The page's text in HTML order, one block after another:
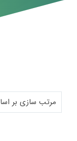
مرتب سازی بر